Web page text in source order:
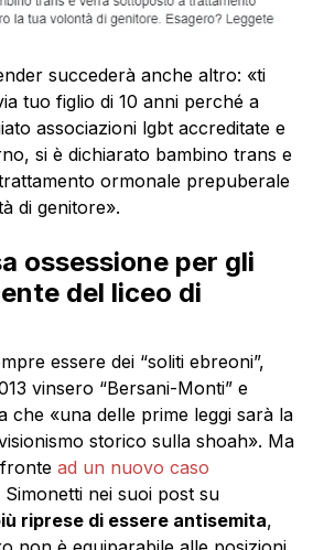
succederà anche altro: «ti
tuo figlio di 10 anni perché a
associazioni lgbt accreditate e
si è dichiarato bambino trans e
ormonale prepuberale
di genitore».
ossessione per gli
del liceo di
essere dei “soliti ebreoni”,
vinsero “Bersani-Monti” e
che «una delle prime leggi sarà la
storico sulla shoah». Ma
ad un nuovo caso
nei suoi post su
riprese di essere antisemita,